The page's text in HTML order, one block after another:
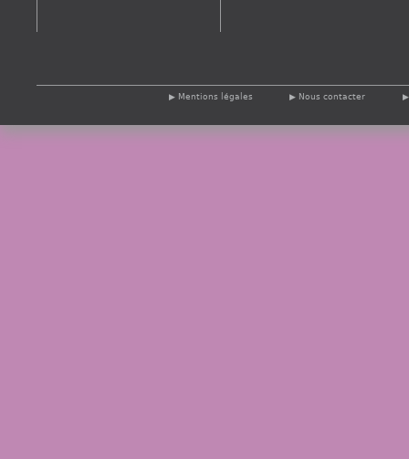
Mentions légales Nous contacter